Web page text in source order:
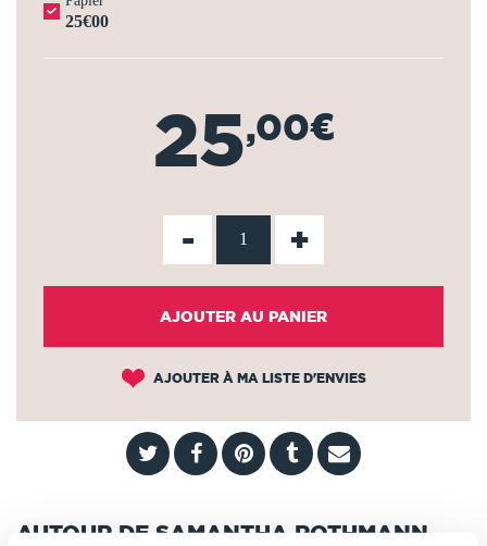
25€00
25,00€
- +
AJOUTER AU PANIER
AJOUTER À MA LISTE D'ENVIES
AUTOUR DE SAMANTHA ROTHMANN